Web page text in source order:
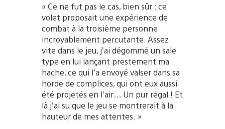
« Ce ne fut pas le cas, bien sûr : ce
volet proposait une expérience de
combat à la troisième personne
incroyablement percutante. Assez
vite dans le jeu, j’ai dégommé un sale
type en lui lançant prestement ma
hache, ce qui l’a envoyé valser dans sa
horde de complices, qui ont eux aussi
été projetés en l’air… Un pur régal ! Et
là j’ai su que le jeu se montrerait à la
hauteur de mes attentes. »